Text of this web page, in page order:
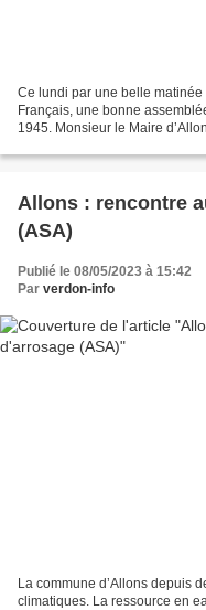
Ce lundi par une belle
Français, une bonne
1945. Monsieur le Maire
Allons : rencontre
(ASA)
Publié le 08/05/2023 à 15:42
Par verdon-info
La commune d’Allons depuis
climatiques. La ressource en